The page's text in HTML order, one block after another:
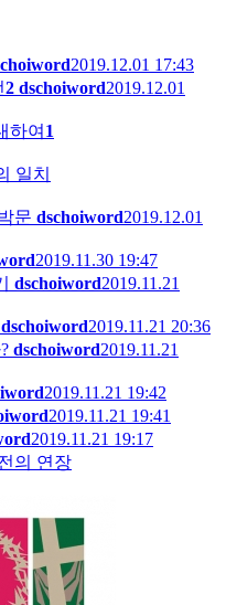
2019.12.01 17:43
2 dschoiword2019.12.01
하여 1
일치
문 dschoiword2019.12.01
2019.11.30 19:47
dschoiword2019.11.21
dschoiword2019.11.21 20:36
dschoiword2019.11.21
2019.11.21 19:42
2019.11.21 19:41
2019.11.21 19:17
의 연장